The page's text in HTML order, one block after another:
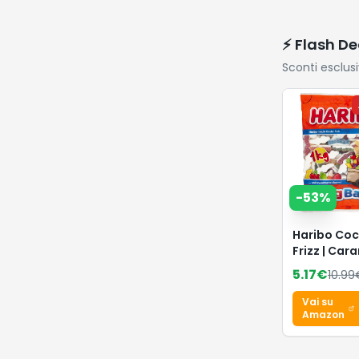
⚡ Flash
Sconti
-53%
Haribo
Frizz |
Gommose
Frizzanti,
Frutta,
Feste, 1 Kg
5.17€10.99
Vai su
Amazon